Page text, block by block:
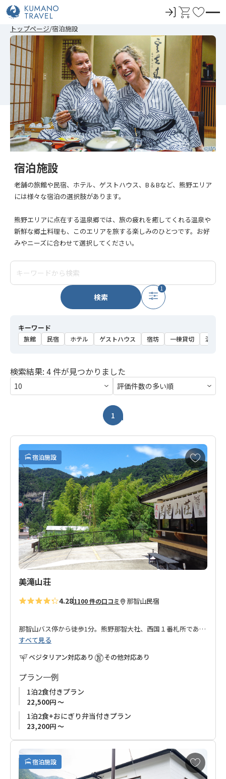
ロ
イ
ン
カ
ト
お
に
入
り
トップページ 宿泊施設
宿泊施設
老舗の旅館や民宿、ホテル、ゲストハウス、B＆Bなど、熊野エリア
には様々な宿泊の選択肢があります。
熊野エリアに点在する温泉郷では、旅の疲れを癒してくれる温泉や
新鮮な郷土料理も、このエリアを旅する楽しみのひとつです。お好
みやニーズに合わせて選択してください。
検索
1
キーワード
旅館 民宿 ホテル ゲストハウス 宿坊 一棟貸切 温泉
検索結果: 4 件が見つかりました
1
宿泊施設
お
気
に
入
り
に
追
加
美滝山荘
4.281100 件の口コミ 那智山民宿
那智山バス停から徒歩1分。熊野那智大社、西国１番札所である
青岸渡寺から徒歩１０分。
熊野古道大雲取越のルートの出発・到着地点の近くに位置する
お宿です。
朝の８時に出発すれば夕方日暮れ前に小口に到着することがで
きます。
食事は太平洋近海で採れたマグロやその他魚介類、地元の食材
◆ご注意◆
すべて見る
ベジタリアン対応あり
その他対応あり
プラン一例
1泊2食付きプラン
22,500円 ～
1泊2食+おにぎり弁当付きプラン
23,200円 ～
宿泊施設
お
気